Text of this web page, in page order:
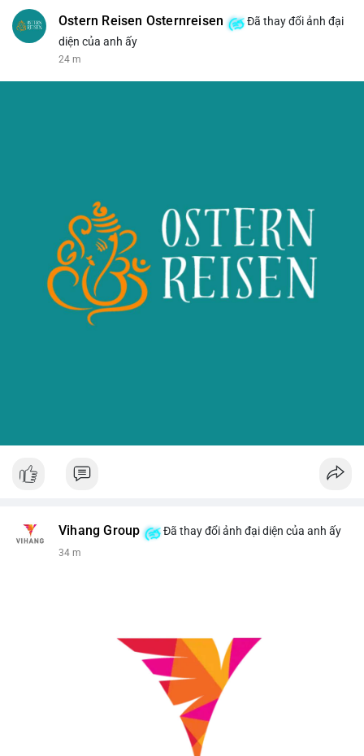
Ostern Reisen Osternreisen
Đã thay đổi ảnh đại
diện của anh ấy
24 m
Vihang Group Đã thay đổi ảnh đại diện của anh ấy
34 m